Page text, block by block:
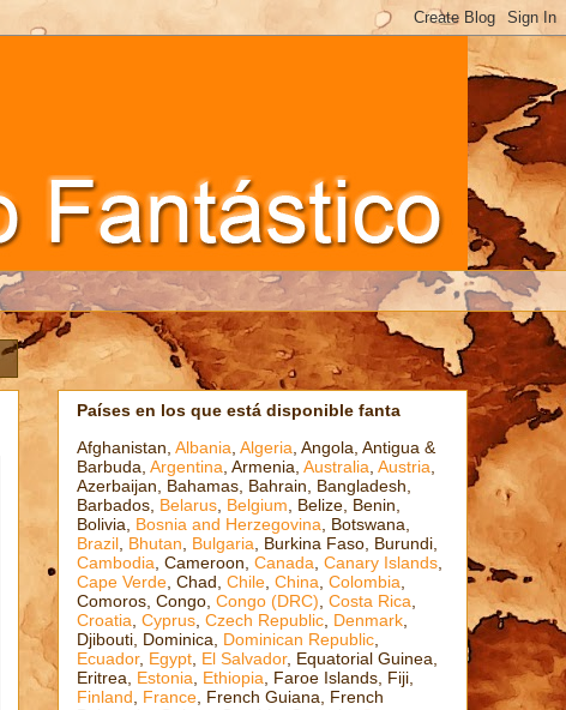
Países en los que está disponible fanta
Afghanistan, Albania Algeria , Angola, Antigua &
Barbuda, Argentina , Armenia, Australia Austria
Azerbaijan, Bahamas, Bahrain, Bangladesh,
Barbados, Belarus Belgium , Belize, Benin,
Bolivia, Bosnia and Herzegovina , Botswana,
Brazil Bhutan Bulgaria , Burkina Faso, Burundi,
Cambodia , Cameroon, Canada Canary Islands
Cape Verde , Chad, Chile China Colombia
Comoros, Congo, Congo (DRC) Costa Rica
Croatia Cyprus Czech Republic Denmark
Djibouti, Dominica, Dominican Republic
Ecuador, Egypt El Salvador, Equatorial Guinea,
Eritrea, Estonia Ethiopia , Faroe Islands, Fiji,
Finland
France , French Guiana, French